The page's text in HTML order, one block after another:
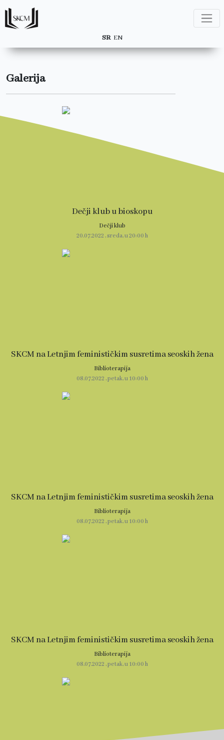
SR EN
Galerija
Dečji klub u bioskopu
Dečji klub
20.07.2022 , sreda, u 20:00 h
SKCM na Letnjim feminističkim susretima seoskih žena
Biblioterapija
08.07.2022 , petak, u 10:00 h
SKCM na Letnjim feminističkim susretima seoskih žena
Biblioterapija
08.07.2022 , petak, u 10:00 h
SKCM na Letnjim feminističkim susretima seoskih žena
Biblioterapija
08.07.2022 , petak, u 10:00 h